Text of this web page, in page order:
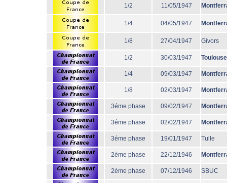
1/2 11/05/1947
1/4 04/05/1947
1/8 27/04/1947 Givors
1/2 30/03/1947 Toulouse
1/4 09/03/1947
1/8 02/03/1947
3éme phase 09/02/1947
3éme phase 02/02/1947
3éme phase 19/01/1947 Tulle
2éme phase 22/12/1946
2éme phase 07/12/1946 SBUC